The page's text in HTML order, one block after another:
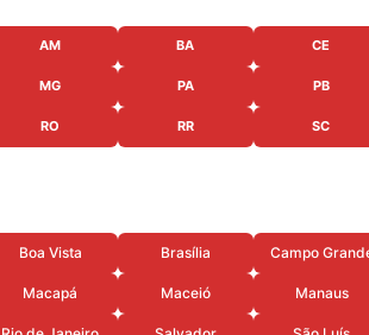
AM BA CE
MG PA PB
RO RR SC
Boa Vista Brasília Campo
Macapá Maceió Manaus